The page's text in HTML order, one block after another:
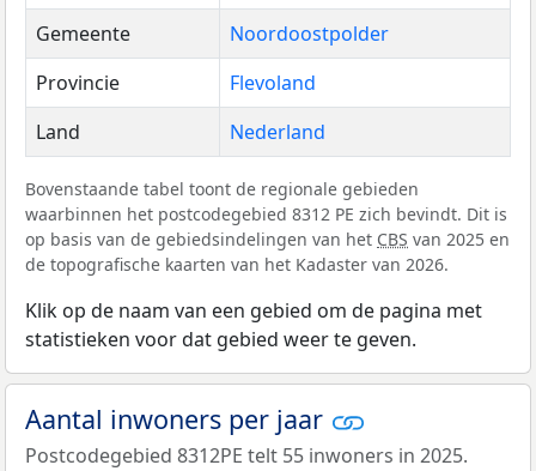
Gemeente
Noordoostpolder
Provincie
Flevoland
Land
Nederland
Bovenstaande tabel toont de regionale gebieden
waarbinnen het postcodegebied 8312 PE zich bevindt. Dit is
op basis van de gebiedsindelingen van het CBS van 2025 en
de topografische kaarten van het Kadaster van 2026.
Klik op de naam van een gebied om de pagina met
statistieken voor dat gebied weer te geven.
Aantal inwoners per jaar
Postcodegebied 8312PE telt 55 inwoners in 2025.